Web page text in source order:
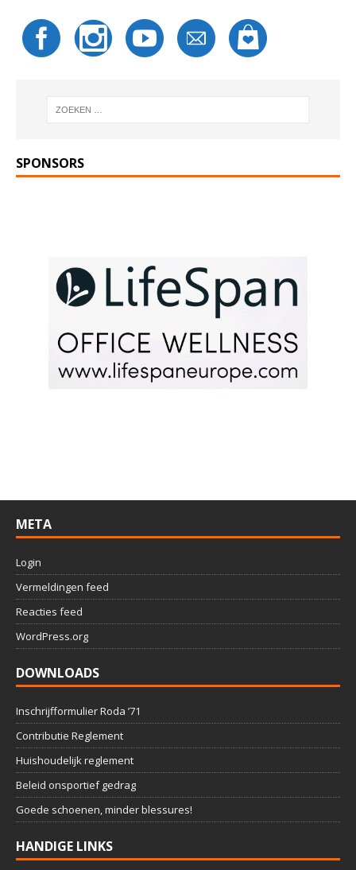
SPONSORS
META
Login
Vermeldingen feed
Reacties feed
WordPress.org
DOWNLOADS
Inschrijfformulier Roda ’71
Contributie Reglement
Huishoudelijk reglement
Beleid onsportief gedrag
Goede schoenen, minder blessures!
HANDIGE LINKS